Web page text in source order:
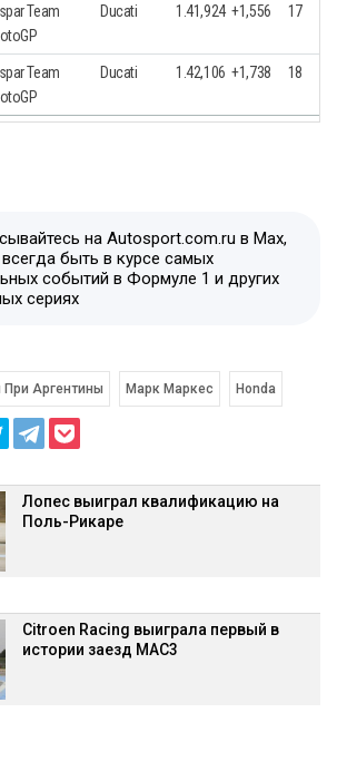
Team
Ducati 1.41,924 +1,556 17
Team
Ducati 1.42,106 +1,738 18
на Autosport.com.ru в Max,
быть в курсе самых
событий в Формуле 1 и других
сериях
При Аргентины Марк Маркес Honda
Лопес выиграл квалификацию на
Поль-Рикаре
Citroen Racing выиграла первый в
истории заезд MAC3